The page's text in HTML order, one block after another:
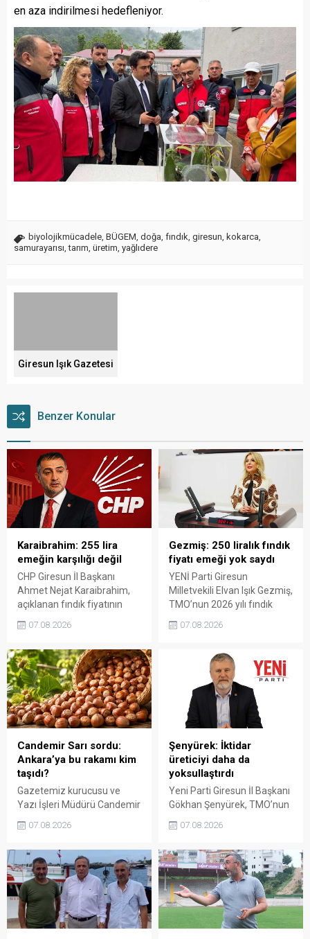
en aza indirilmesi hedefleniyor.
biyolojikmücadele BÜGEM doğa fındık giresun kokarca
samurayarısı ,tarım üretim yağlıdere
Giresun Işık Gazetesi
Benzer Konular
Karaibrahim: 255 lira
emeğin karşılığı değil
CHP Giresun İl Başkanı
Ahmet Nejat Karaibrahim,
açıklanan fındık fiyatının
karşısında yetersiz kaldığını
emeğinin korunmasını
istedi. Karaibrahim,
sürdürülebilir üretim için
fiyat politikasının yeniden
değerlendirilmesi gerektiğini
söyledi.
07.08.2026
Gezmiş: 250 liralık fındık
fiyatı emeği yok saydı
YENİ Parti Giresun
Milletvekili Elvan Işık Gezmiş,
TMO’nun 2026 yılı fındık
Açıklanan rakamın üreticinin
karşılamadığını belirten
Gezmiş, “Üreticiyi yok
sayanı, günü geldiğinde
üretici de yok sayacaktır”
dedi.
07.08.2026
Candemir Sarı sordu:
Ankara’ya bu rakamı kim
taşıdı?
Gazetemiz kurucusu ve
Yazı İşleri Müdürü Candemir
tartışmalarını köşesine
300 liraya ulaştığı bir
dönemde Ankara’ya 240
liralık fiyat teklifi
götürüldüğü iddiasını
gündeme getiren Sarı,
Giresun milletvekillerini açık
07.08.2026
Şenyürek: İktidar
üreticiyi daha da
yoksullaştırdı
Yeni Parti Giresun İl Başkanı
Gökhan Şenyürek, TMO’nun
açıkladığı 255 liralık fiyatı
nitelendirdi. Artışın yıllık
enflasyonun altında kaldığını
belirten Şenyürek, kararın
üreticiyi değil tekelleri
koruduğunu savundu.
07.08.2026